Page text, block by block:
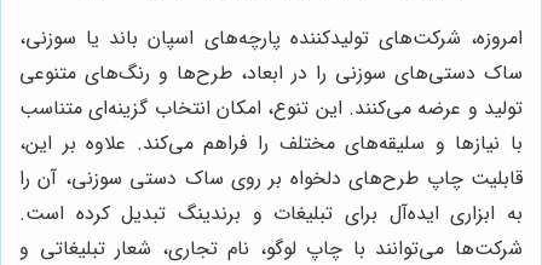
امروزه، شرکت‌های تولیدکننده پارچه‌های اسپان باند یا سوزنی،
ساک دستی‌های سوزنی را در ابعاد، طرح‌ها و رنگ‌های متنوعی
تولید و عرضه می‌کنند. این تنوع، امکان انتخاب گزینه‌ای متناسب
با نیازها و سلیقه‌های مختلف را فراهم می‌کند. علاوه بر این،
قابلیت چاپ طرح‌های دلخواه بر روی ساک دستی سوزنی، آن را
به ابزاری ایده‌آل برای تبلیغات و برندینگ تبدیل کرده است.
شرکت‌ها می‌توانند با چاپ لوگو، نام تجاری، شعار تبلیغاتی و